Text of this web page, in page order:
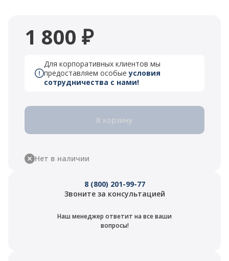
1 800 ₽
Для корпоративных клиентов мы
предоставляем особыеусловия
сотрудничества с нами!
В корзину
Нет в наличии
8 (800) 201-99-77
Звоните за консультацией
Наш менеджер ответит на все ваши
вопросы!